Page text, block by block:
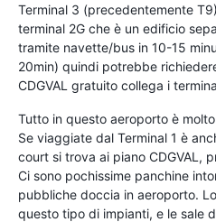
Terminal 3 (precedentemente
terminal 2G che è un edificio
tramite navette/bus in 10-15
20min) quindi potrebbe
CDGVAL gratuito collega i
Tutto in questo aeroporto è
Se viaggiate dal Terminal 1 è
court si trova ai piano CDGVAL,
Ci sono pochissime panchine
pubbliche doccia in aeroporto.
questo tipo di impianti, e le sale